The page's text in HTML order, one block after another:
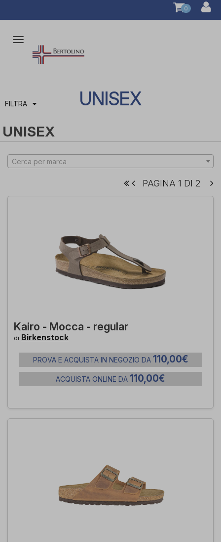
0
Attiva/disattiva
navigazione
FILTRA UNISEX
UNISEX
Cerca per marca
PAGINA 1 DI 2
Kairo - Mocca - regular
di Birkenstock
PROVA E ACQUISTA IN NEGOZIO DA 110,00€
ACQUISTA ONLINE DA 110,00€